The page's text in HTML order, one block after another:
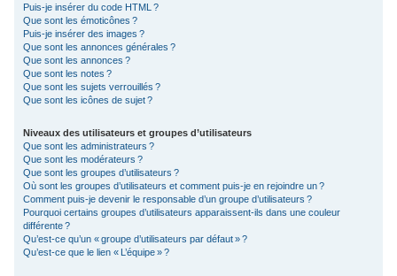
Puis-je insérer du code HTML ?
Que sont les émoticônes ?
Puis-je insérer des images ?
Que sont les annonces générales ?
Que sont les annonces ?
Que sont les notes ?
Que sont les sujets verrouillés ?
Que sont les icônes de sujet ?
Niveaux des utilisateurs et groupes d’utilisateurs
Que sont les administrateurs ?
Que sont les modérateurs ?
Que sont les groupes d’utilisateurs ?
Où sont les groupes d’utilisateurs et comment puis-je en rejoindre un ?
Comment puis-je devenir le responsable d’un groupe d’utilisateurs ?
Pourquoi certains groupes d’utilisateurs apparaissent-ils dans une couleur
différente ?
Qu’est-ce qu’un « groupe d’utilisateurs par défaut » ?
Qu’est-ce que le lien « L’équipe » ?